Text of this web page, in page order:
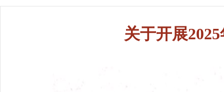
关于开展